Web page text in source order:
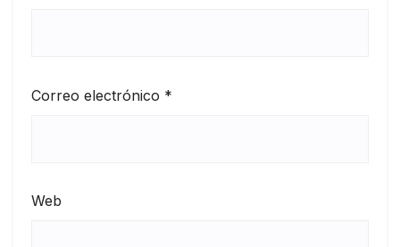
Correo electrónico *
Web